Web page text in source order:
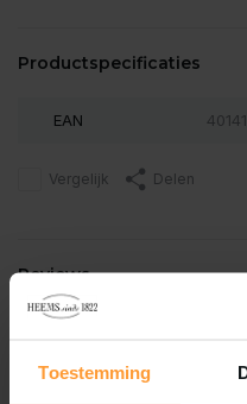
Toestemming
Productspecificaties
EAN
Vergelijk Delen
Reviews
Er zijn nog geen reviews